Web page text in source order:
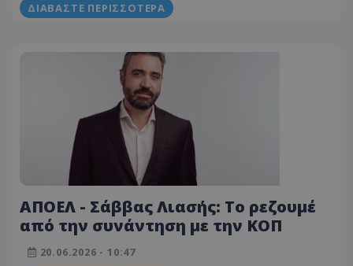
ΔΙΑΒΆΣΤΕ ΠΕΡΙΣΣΌΤΕΡΑ
ΑΠΟΕΛ - Σάββας Λιασής: Το ρεζουμέ
από την συνάντηση με την ΚΟΠ
20.06.2026 - 10:47